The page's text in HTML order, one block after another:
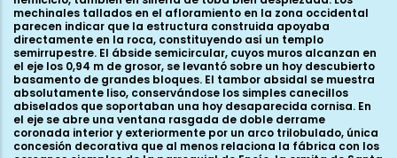
mechinales tallados en el afloramiento en la zona occidental
parecen indicar que la estructura construida apoyaba
directamente en la roca, constituyendo así un templo
semirrupestre. El ábside semicircular, cuyos muros alcanzan en
el eje los 0,94 m de grosor, se levantó sobre un hoy descubierto
basamento de grandes bloques. El tambor absidal se muestra
absolutamente liso, conservándose los simples canecillos
abiselados que soportaban una hoy desaparecida cornisa. En
el eje se abre una ventana rasgada de doble derrame
coronada interior y exteriormente por un arco trilobulado, única
concesión decorativa que al menos relaciona la fábrica con los